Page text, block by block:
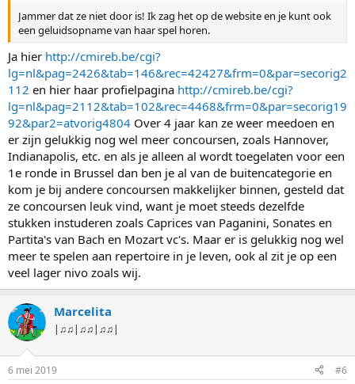
Jammer dat ze niet door is! Ik zag het op de website en je kunt ook
een geluidsopname van haar spel horen.
Ja hier http://cmireb.be/cgi?
lg=nl&pag=2426&tab=146&rec=42427&frm=0&par=secorig2
112 en hier haar profielpagina http://cmireb.be/cgi?
lg=nl&pag=2112&tab=102&rec=4468&frm=0&par=secorig19
92&par2=atvorig4804 Over 4 jaar kan ze weer meedoen en
er zijn gelukkig nog wel meer concoursen, zoals Hannover,
Indianapolis, etc. en als je alleen al wordt toegelaten voor een
1e ronde in Brussel dan ben je al van de buitencategorie en
kom je bij andere concoursen makkelijker binnen, gesteld dat
ze concoursen leuk vind, want je moet steeds dezelfde
stukken instuderen zoals Caprices van Paganini, Sonates en
Partita's van Bach en Mozart vc's. Maar er is gelukkig nog wel
meer te spelen aan repertoire in je leven, ook al zit je op een
veel lager nivo zoals wij.
Marcelita
|♫♫|♫♫|♫♫|
6 mei 2019 #6